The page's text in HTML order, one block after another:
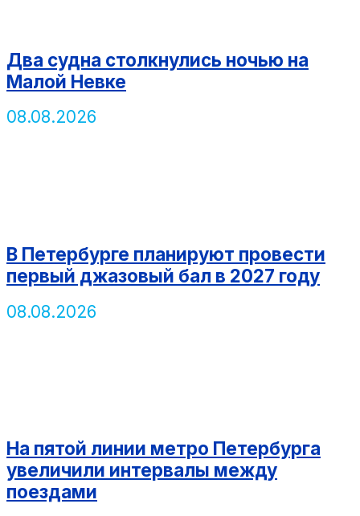
Два судна столкнулись ночью на
Малой Невке
08.08.2026
В Петербурге планируют провести
первый джазовый бал в 2027 году
08.08.2026
На пятой линии метро Петербурга
увеличили интервалы между
поездами